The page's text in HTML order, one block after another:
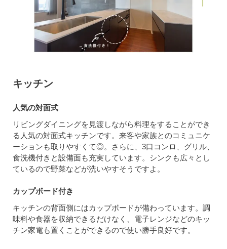
キッチン
人気の対面式
リビングダイニングを見渡しながら料理をすることができ
る人気の対面式キッチンです。来客や家族とのコミュニケ
ーションも取りやすくて◎。さらに、3口コンロ、グリル、
食洗機付きと設備面も充実しています。シンクも広々とし
ているので野菜などが洗いやすそうですよ。
カップボード付き
キッチンの背面側にはカップボードが備わっています。調
味料や食器を収納できるだけなく、電子レンジなどのキッ
チン家電も置くことができるので使い勝手良好です。